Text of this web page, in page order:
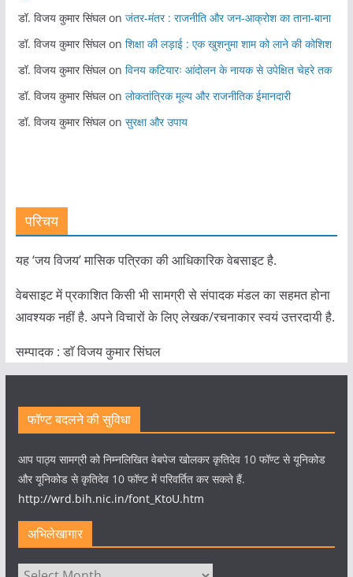
डॉ. विजय कुमार सिंघलon जंतर-मंतर : राजनीति और जन-आक्रोश का ताना-बाना
डॉ. विजय कुमार सिंघलon शिक्षा की लड़ाई : एक खुशनुमा शाम को लाने की कोशिश
डॉ. विजय कुमार सिंघलon विनय कटियारः आंदोलन के नायक से उपेक्षित चेहरे तक
डॉ. विजय कुमार सिंघलon लोकतांत्रिक मूल्य और राजनीतिक ईमानदारी
डॉ. विजय कुमार सिंघलon सुरक्षा और उपाय
परिचय
यह ‘जय विजय’ मासिक पत्रिका की आधिकारिक वेबसाइट है.
वेबसाइट में प्रकाशित किसी भी सामग्री से संपादक मंडल का सहमत होना
आवश्यक नहीं है. अपने विचारों के लिए लेखक/रचनाकार स्वयं उत्तरदायी है.
सम्पादक : डाॅ विजय कुमार सिंघल
फॉण्ट बदलने की सुविधा
आप पाठ्य सामग्री को निम्नलिखित वेबपेज खोलकर कृतिदेव 10 फॉण्ट से यूनिकोड
और यूनिकोड से कृतिदेव 10 फॉण्ट में परिवर्तित कर सकते हैं.
http://wrd.bih.nic.in/font_KtoU.htm
अभिलेखागार
अभिलेखागार